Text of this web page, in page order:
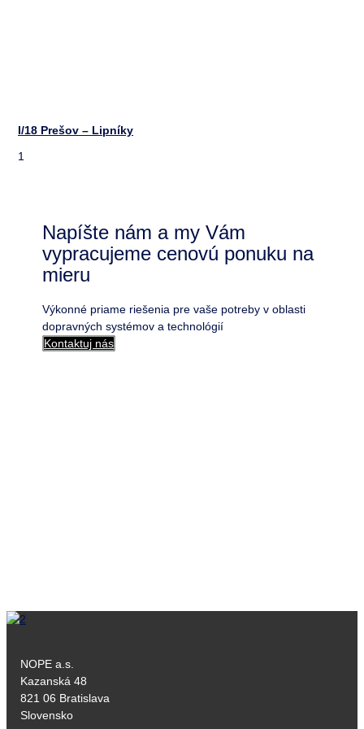
I/18 Prešov – Lipníky
Napíšte nám a my Vám
vypracujeme cenovú ponuku na
mieru
Výkonné priame riešenia pre vaše potreby v oblasti
dopravných systémov a technológií
Kontaktuj nás
NOPE a.s.
Kazanská 48
821 06 Bratislava
Slovensko